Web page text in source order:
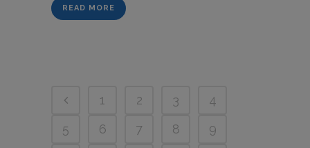
READ MORE
1 2 3
4
5
6 7 8
9